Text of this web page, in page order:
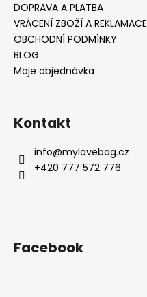
DOPRAVA A PLATBA
VRÁCENÍ ZBOŽÍ A REKLAMACE
OBCHODNÍ PODMÍNKY
BLOG
Moje objednávka
Kontakt
info@mylovebag.cz
+420 777 572 776
Facebook